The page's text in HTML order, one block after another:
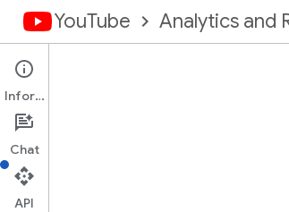
YouTube Analytics and
API de You
Información
Chat
API